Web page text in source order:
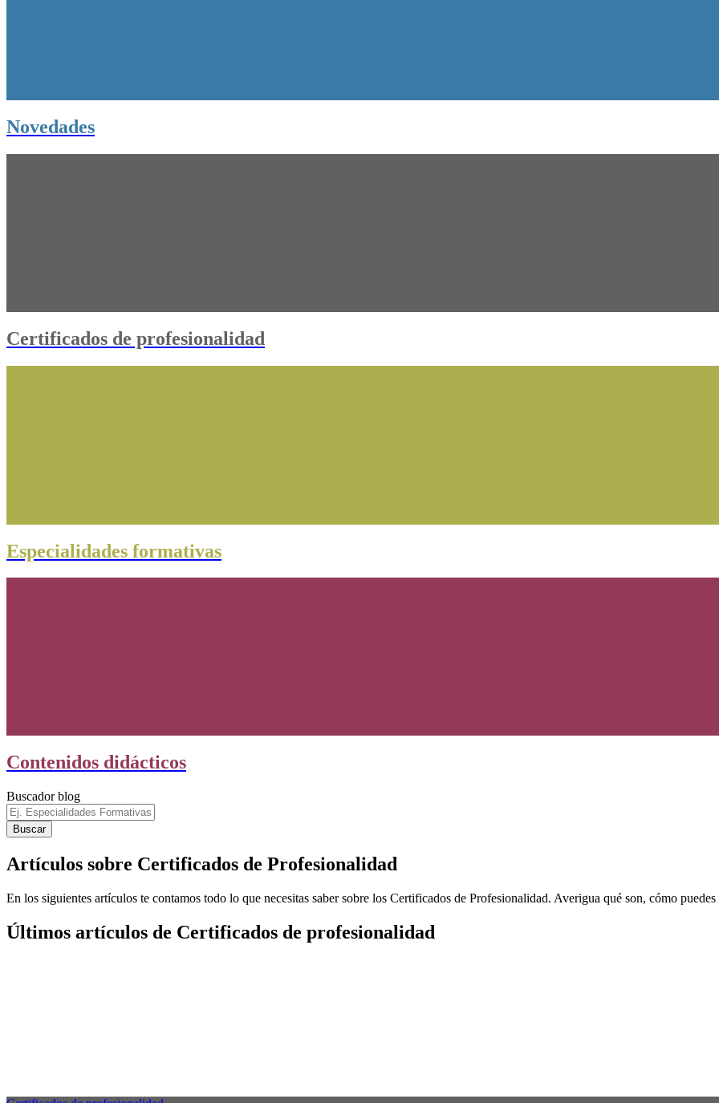
Novedades
Certificados de profesionalidad
Especialidades formativas
Contenidos didácticos
Buscador blog
Artículos sobre Certificados de Profesionalidad
En los siguientes artículos te contamos todo lo que necesitas saber sobre los Certificados de Profesionalidad. Averigua qué son, cómo
Últimos artículos de Certificados de profesionalidad